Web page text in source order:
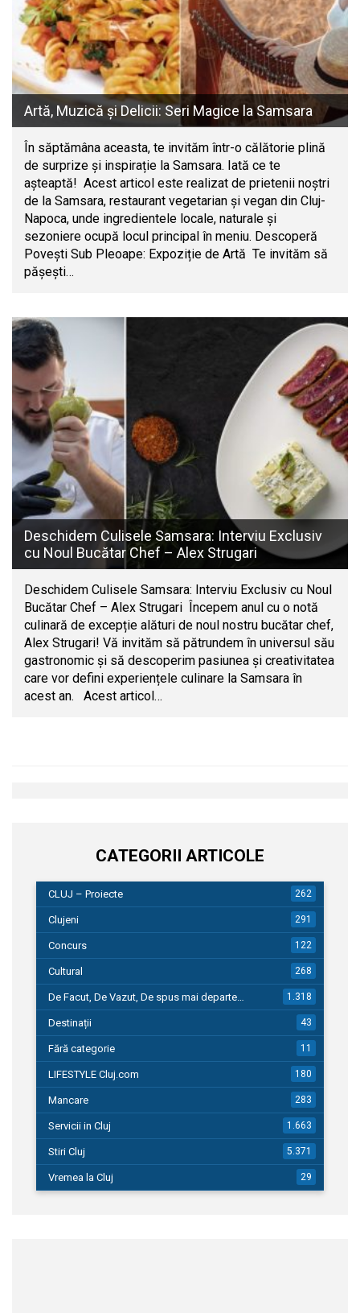
Artă, Muzică și Delicii: Seri Magice la Samsara
În săptămâna aceasta, te invităm într-o călătorie plină
de surprize și inspirație la Samsara. Iată ce te
așteaptă! Acest articol este realizat de prietenii noștri
de la Samsara, restaurant vegetarian și vegan din Cluj-
Napoca, unde ingredientele locale, naturale și
sezoniere ocupă locul principal în meniu. Descoperă
Povești Sub Pleoape: Expoziție de Artă Te invităm să
pășești…
Deschidem Culisele Samsara: Interviu Exclusiv
cu Noul Bucătar Chef – Alex Strugari
Deschidem Culisele Samsara: Interviu Exclusiv cu Noul
Bucătar Chef – Alex Strugari Începem anul cu o notă
culinară de excepție alături de noul nostru bucătar chef,
Alex Strugari! Vă invităm să pătrundem în universul său
gastronomic și să descoperim pasiunea și creativitatea
care vor defini experiențele culinare la Samsara în
acest an. Acest articol…
CATEGORII ARTICOLE
CLUJ – Proiecte 262
Clujeni 291
Concurs 122
Cultural 268
De Facut, De Vazut, De spus mai departe… 1.318
Destinații 43
Fără categorie 11
LIFESTYLE Cluj.com 180
Mancare 283
Servicii in Cluj 1.663
Stiri Cluj 5.371
Vremea la Cluj 29